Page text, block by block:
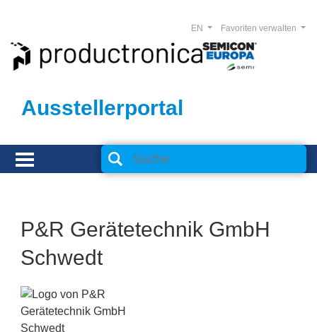
Ausstellerportal
Favoriten verwalten
EN
P&R Gerätetechnik GmbH
Schwedt